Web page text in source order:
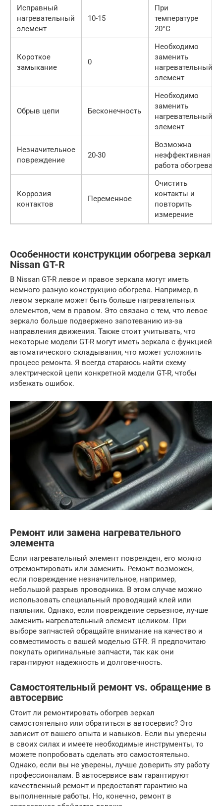
Исправный
нагревательный
элемент
10-15
При
температуре
20°C
Короткое
замыкание
0
Необходимо
заменить
нагревательный
элемент
Обрыв цепи Бесконечность
Необходимо
заменить
нагревательный
элемент
Незначительное
повреждение
20-30
Возможна
неэффективная
работа обогрева
Коррозия
контактов
Переменное
Очистить
контакты и
повторить
измерение
Особенности конструкции обогрева зеркал
Nissan GT-R
В Nissan GT-R левое и правое зеркала могут иметь
немного разную конструкцию обогрева. Например, в
левом зеркале может быть больше нагревательных
элементов, чем в правом. Это связано с тем, что левое
зеркало больше подвержено запотеванию из-за
направления движения. Также стоит учитывать, что
некоторые модели GT-R могут иметь зеркала с функцией
автоматического складывания, что может усложнить
процесс ремонта. Я всегда стараюсь найти схему
электрической цепи конкретной модели GT-R, чтобы
избежать ошибок.
Ремонт или замена нагревательного
элемента
Если нагревательный элемент поврежден, его можно
отремонтировать или заменить. Ремонт возможен,
если повреждение незначительное, например,
небольшой разрыв проводника. В этом случае можно
использовать специальный проводящий клей или
паяльник. Однако, если повреждение серьезное, лучше
заменить нагревательный элемент целиком. При
выборе запчастей обращайте внимание на качество и
совместимость с вашей моделью GT-R. Я предпочитаю
покупать оригинальные запчасти, так как они
гарантируют надежность и долговечность.
Самостоятельный ремонт vs. обращение в
автосервис
Стоит ли ремонтировать обогрев зеркал
самостоятельно или обратиться в автосервис? Это
зависит от вашего опыта и навыков. Если вы уверены
в своих силах и имеете необходимые инструменты, то
можете попробовать сделать это самостоятельно.
Однако, если вы не уверены, лучше доверить эту работу
профессионалам. В автосервисе вам гарантируют
качественный ремонт и предоставят гарантию на
выполненные работы. Но, конечно, ремонт в